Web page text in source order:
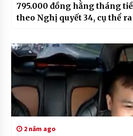
795.000 đồng hằng tháng
theo Nghị quyết 34, cụ thể ra
2 năm ago